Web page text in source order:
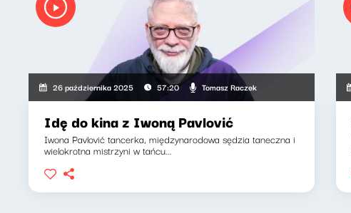
26 października 2025 57:20 Tomasz Raczek
Idę do kina z Iwoną Pavlović
Iwona Pavlović tancerka, międzynarodowa sędzia taneczna i
wielokrotna mistrzyni w tańcu...